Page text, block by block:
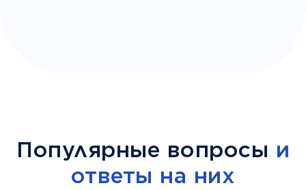
Популярные вопросы и
ответы на них